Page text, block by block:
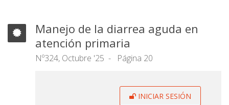
Manejo de la diarrea aguda en
atención primaria
Nº324, Octubre '25 Página 20
INICIAR SESIÓN